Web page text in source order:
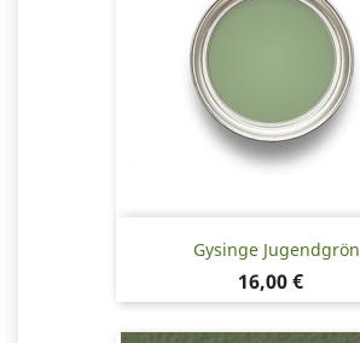
Gysinge Jugendgrön
Pris
16,00 €